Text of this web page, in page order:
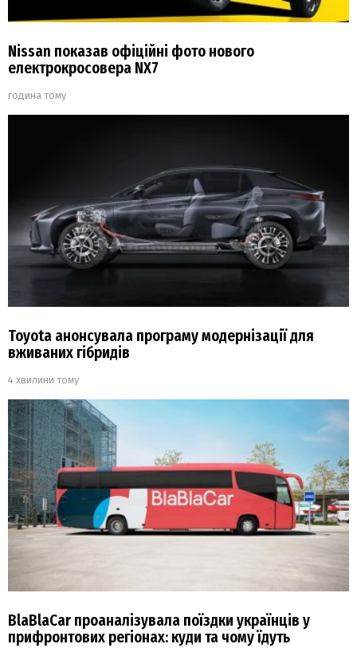
Nissan показав офіційні фото нового
електрокросовера NX7
година тому
Toyota анонсувала програму модернізації для
вживаних гібридів
4 хвилини тому
BlaBlaCar проаналізувала поїздки українців у
прифронтових регіонах: куди та чому їдуть